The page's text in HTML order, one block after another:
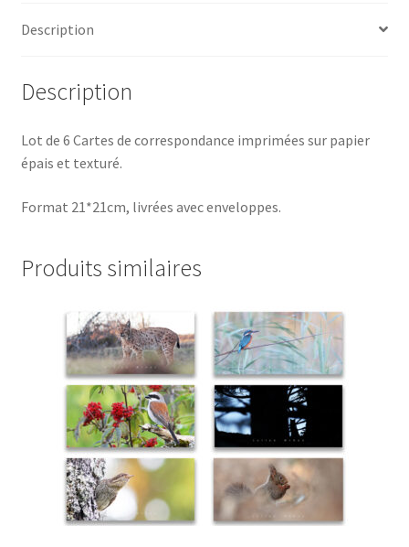
XXL
enveloppes
Description
Description
Lot de 6 Cartes de correspondance imprimées sur papier
épais et texturé.
Format 21*21cm, livrées avec enveloppes.
Produits similaires